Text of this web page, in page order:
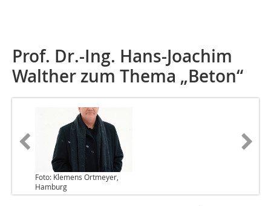
Prof. Dr.-Ing. Hans-Joachim
Walther zum Thema „Beton“
Foto: Klemens Ortmeyer,
Hamburg